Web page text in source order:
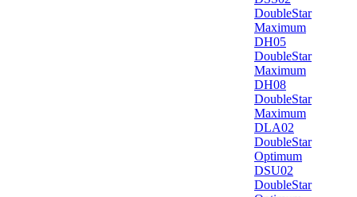
DoubleStar
Maximum
DH05
DoubleStar
Maximum
DH08
DoubleStar
Maximum
DLA02
DoubleStar
Optimum
DSU02
DoubleStar